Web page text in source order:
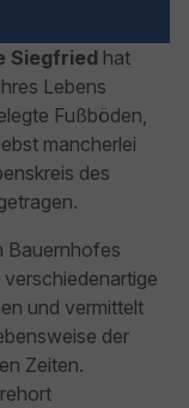
Siegfried hat
Lebens
Fußböden,
mancherlei
des
Bauernhofes
und vermittelt
der
Zeiten.